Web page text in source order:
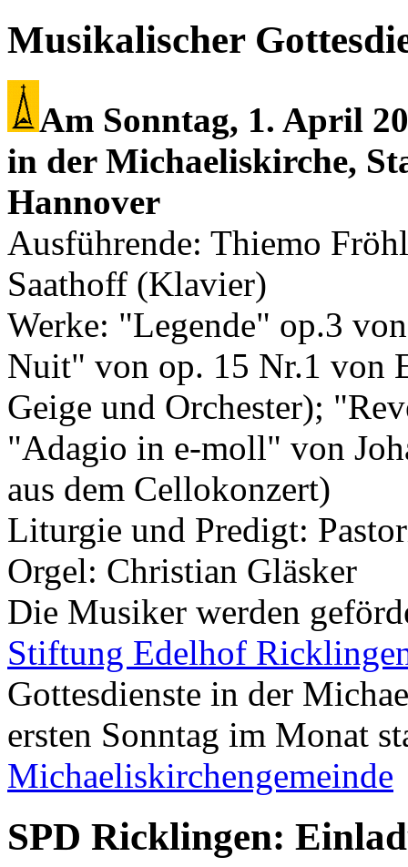
Musikalischer
Am Sonntag, 1. April
in der Michaeliskirche,
Hannover
Ausführende: Thiemo
Saathoff (Klavier)
Werke: "Legende" op.3
Nuit" von op. 15 Nr.1 von
Geige und Orchester);
"Adagio in e-moll" von
aus dem Cellokonzert)
Liturgie und Predigt:
Orgel: Christian Gläsker
Die Musiker werden
Stiftung Edelhof
Gottesdienste in der
ersten Sonntag im Monat
Michaeliskirchengemeinde
SPD Ricklingen: